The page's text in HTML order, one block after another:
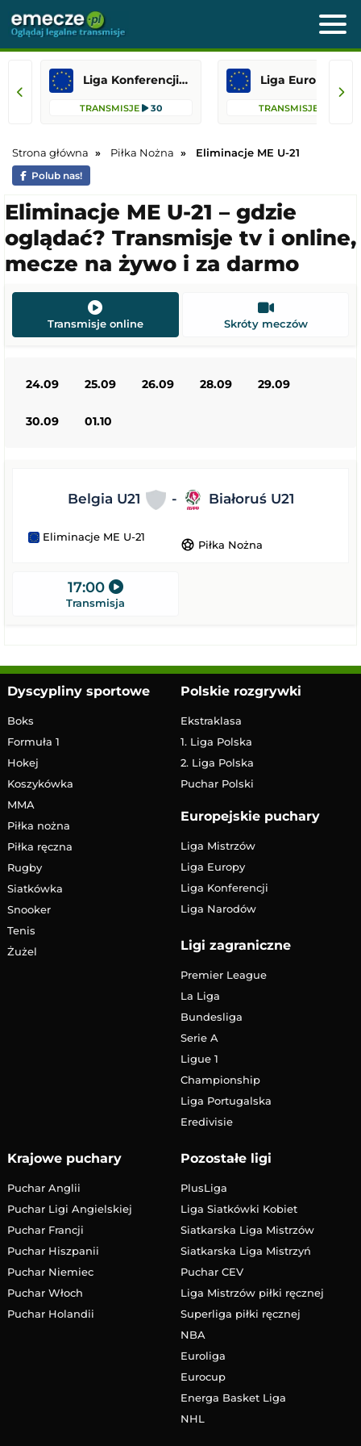
Liga Konferencji Europy
TRANSMISJE 30
Liga Europejska
TRANSMISJE
Strona główna Piłka Nożna Eliminacje ME U-21
Polub nas!
Eliminacje ME U-21 – gdzie
oglądać? Transmisje tv i online,
mecze na żywo i za darmo
Transmisje online Skróty meczów
24.09 25.09 26.09 28.09 29.09
30.09 01.10
Belgia U21 - Białoruś U21
Eliminacje ME U-21
sports_soccer Piłka Nożna
17:00
Transmisja
Dyscypliny sportowe
Boks
Formuła 1
Hokej
Koszykówka
MMA
Piłka nożna
Piłka ręczna
Rugby
Siatkówka
Snooker
Tenis
Żużel
Polskie rozgrywki
Ekstraklasa
1. Liga Polska
2. Liga Polska
Puchar Polski
Europejskie puchary
Liga Mistrzów
Liga Europy
Liga Konferencji
Liga Narodów
Ligi zagraniczne
Premier League
La Liga
Bundesliga
Serie A
Ligue 1
Championship
Liga Portugalska
Eredivisie
Krajowe puchary
Puchar Anglii
Puchar Ligi Angielskiej
Puchar Francji
Puchar Hiszpanii
Puchar Niemiec
Puchar Włoch
Puchar Holandii
Pozostałe ligi
PlusLiga
Liga Siatkówki Kobiet
Siatkarska Liga Mistrzów
Siatkarska Liga Mistrzyń
Puchar CEV
Liga Mistrzów piłki ręcznej
Superliga piłki ręcznej
NBA
Euroliga
Eurocup
Energa Basket Liga
NHL